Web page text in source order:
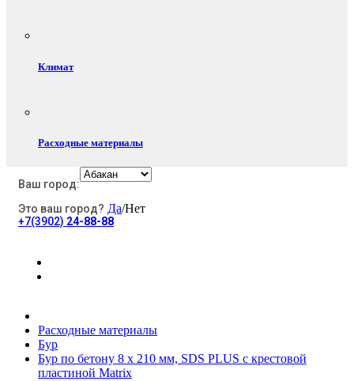
Климат
Расходные материалы
Электротовары
Хозяйственные товары
Ваш город:
Это ваш город? Да/Нет
+7(3902) 24-88-88
Расходные материалы
Бур
Бур по бетону 8 х 210 мм, SDS PLUS c крестовой
пластиной Matrix